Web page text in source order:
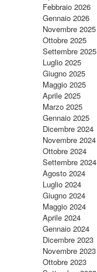
Febbraio 2026
Gennaio 2026
Novembre 2025
Ottobre 2025
Settembre 2025
Luglio 2025
Giugno 2025
Maggio 2025
Aprile 2025
Marzo 2025
Gennaio 2025
Dicembre 2024
Novembre 2024
Ottobre 2024
Settembre 2024
Agosto 2024
Luglio 2024
Giugno 2024
Maggio 2024
Aprile 2024
Gennaio 2024
Dicembre 2023
Novembre 2023
Ottobre 2023